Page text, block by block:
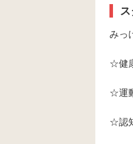
みっ
☆健
☆運
☆認